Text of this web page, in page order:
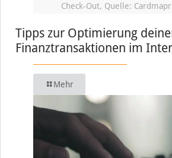
Check-Out, Quelle:
Tipps zur Optimierung
Finanztransaktionen im
Mehr